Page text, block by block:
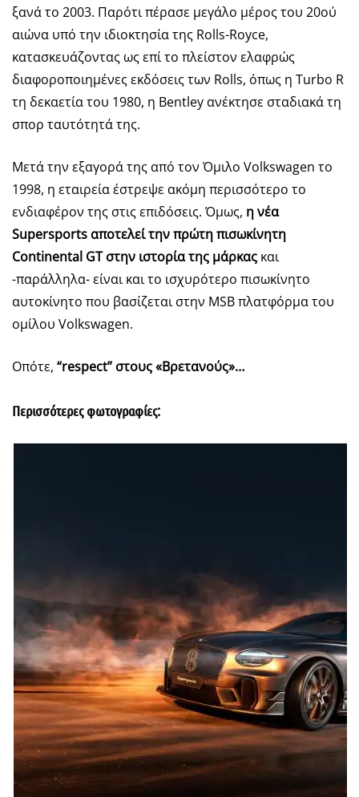
ξανά το 2003. Παρότι πέρασε μεγάλο μέρος του 20ού
αιώνα υπό την ιδιοκτησία της Rolls-Royce,
κατασκευάζοντας ως επί το πλείστον ελαφρώς
διαφοροποιημένες εκδόσεις των Rolls, όπως η Turbo R
τη δεκαετία του 1980, η Bentley ανέκτησε σταδιακά τη
σπορ ταυτότητά της.
Μετά την εξαγορά της από τον Όμιλο Volkswagen το
1998, η εταιρεία έστρεψε ακόμη περισσότερο το
ενδιαφέρον της στις επιδόσεις. Όμως, η νέα
Supersports αποτελεί την πρώτη πισωκίνητη
Continental GT στην ιστορία της μάρκας και
-παράλληλα- είναι και το ισχυρότερο πισωκίνητο
αυτοκίνητο που βασίζεται στην MSB πλατφόρμα του
ομίλου Volkswagen.
Οπότε, “respect” στους «Βρετανούς»…
Περισσότερες φωτογραφίες: